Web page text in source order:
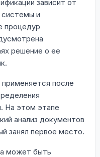
зависит от
системы и
процедур
решение о ее
после
На этом этапе
анализ документов
занял первое место.
может быть